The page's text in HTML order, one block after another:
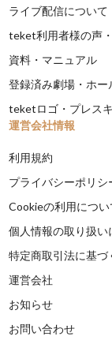
ライブ配信について
teket利用者様の声
資料・マニュアル
登録済み劇場・ホー
teketロゴ・プレス
運営会社情報
利用規約
プライバシーポリシ
Cookieの利用につい
個人情報の取り扱い
特定商取引法に基づ
運営会社
お知らせ
お問い合わせ